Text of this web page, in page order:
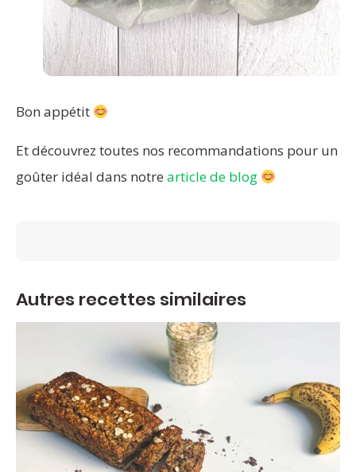
Bon appétit
Et découvrez toutes nos recommandations pour un
goûter idéal dans notre article de blog
Autres recettes similaires